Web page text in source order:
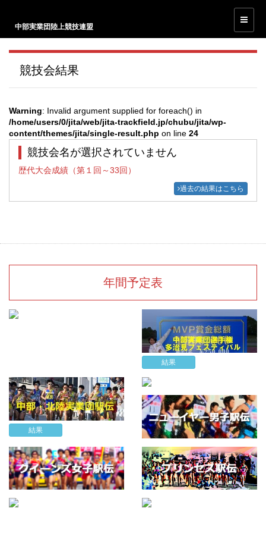
中部実業団陸上競技連盟
競技会結果
Warning: Invalid argument supplied for foreach() in
/home/users/0/jita/web/jita-trackfield.jp/chubu/jita/wp-
content/themes/jita/single-result.php on line 24
競技会名が選択されていません
歴代大会成績（第１回～33回）
過去の結果はこちら
年間予定表
結果
結果